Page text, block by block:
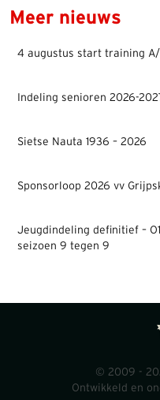
Meer nieuws
4 augustus start training
Indeling senioren 2026-
Sietse Nauta 1936 – 2026
Sponsorloop 2026 vv
Jeugdindeling definitief –
seizoen 9 tegen 9
© 2009 -
Ontwikkeld en